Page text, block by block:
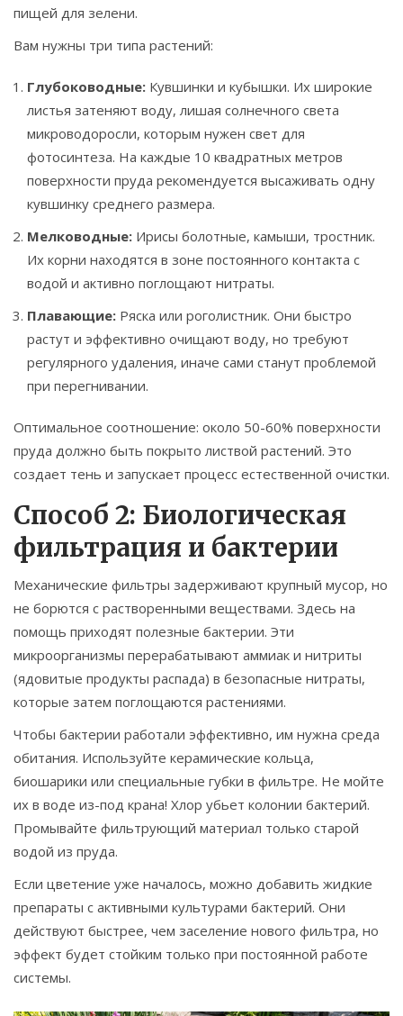
пищей для зелени.
Вам нужны три типа растений:
Глубоководные: Кувшинки и кубышки. Их широкие
листья затеняют воду, лишая солнечного света
микроводоросли, которым нужен свет для
фотосинтеза. На каждые 10 квадратных метров
поверхности пруда рекомендуется высаживать одну
кувшинку среднего размера.
Мелководные: Ирисы болотные, камыши, тростник.
Их корни находятся в зоне постоянного контакта с
водой и активно поглощают нитраты.
Плавающие: Ряска или роголистник. Они быстро
растут и эффективно очищают воду, но требуют
регулярного удаления, иначе сами станут проблемой
при перегнивании.
Оптимальное соотношение: около 50-60% поверхности
пруда должно быть покрыто листвой растений. Это
создает тень и запускает процесс естественной очистки.
Способ 2: Биологическая
фильтрация и бактерии
Механические фильтры задерживают крупный мусор, но
не борются с растворенными веществами. Здесь на
помощь приходят полезные бактерии. Эти
микроорганизмы перерабатывают аммиак и нитриты
(ядовитые продукты распада) в безопасные нитраты,
которые затем поглощаются растениями.
Чтобы бактерии работали эффективно, им нужна среда
обитания. Используйте керамические кольца,
биошарики или специальные губки в фильтре. Не мойте
их в воде из-под крана! Хлор убьет колонии бактерий.
Промывайте фильтрующий материал только старой
водой из пруда.
Если цветение уже началось, можно добавить жидкие
препараты с активными культурами бактерий. Они
действуют быстрее, чем заселение нового фильтра, но
эффект будет стойким только при постоянной работе
системы.